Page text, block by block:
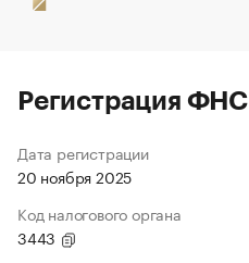
Регистрация ФНС
Дата регистрации
20 ноября 2025
Код налогового органа
3443